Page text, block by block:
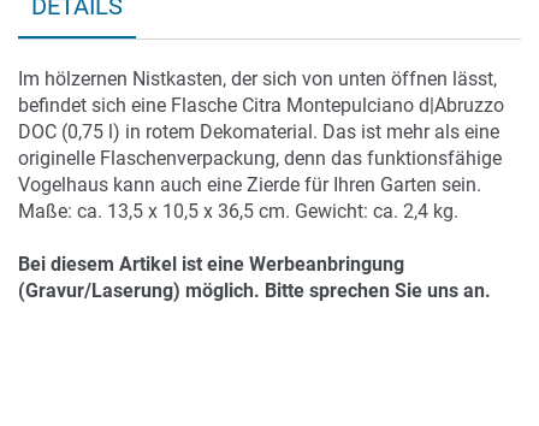
DETAILS
Im hölzernen Nistkasten, der sich von unten öffnen lässt,
befindet sich eine Flasche Citra Montepulciano d|Abruzzo
DOC (0,75 l) in rotem Dekomaterial. Das ist mehr als eine
originelle Flaschenverpackung, denn das funktionsfähige
Vogelhaus kann auch eine Zierde für Ihren Garten sein.
Maße: ca. 13,5 x 10,5 x 36,5 cm. Gewicht: ca. 2,4 kg.
Bei diesem Artikel ist eine Werbeanbringung
(Gravur/Laserung) möglich. Bitte sprechen Sie uns an.